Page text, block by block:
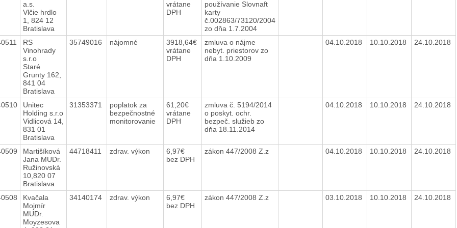
a.s.
Vlčie hrdlo
1, 824 12
Bratislava
vrátane
DPH
používanie Slovnaft
karty
č.002863/73120/2004
zo dňa 1.7.2004
RS
Vinohrady
s.r.o
Staré
Grunty 162,
841 04
Bratislava
35749016 nájomné
3918,64€
vrátane
DPH
zmluva o nájme
nebyt. priestorov zo
dňa 1.10.2009
04.10.2018 10.10.2018 24.10.2018
Unitec
Holding s.r.o
Vidlicová 14,
831 01
Bratislava
31353371
poplatok za
bezpečnostné
monitorovanie
61,20€
vrátane
DPH
zmluva č. 5194/2014
o poskyt. ochr.
bezpeč. služieb zo
dňa 18.11.2014
04.10.2018 10.10.2018 24.10.2018
Martišíková
Jana MUDr.
Ružinovská
10,820 07
Bratislava
44718411 zdrav. výkon
6,97€
bez DPH
zákon 447/2008 Z.z 04.10.2018 10.10.2018 24.10.2018
Kvačala
Mojmír
MUDr.
Moyzesova
34140174 zdrav. výkon
6,97€
bez DPH
zákon 447/2008 Z.z 03.10.2018 10.10.2018 24.10.2018